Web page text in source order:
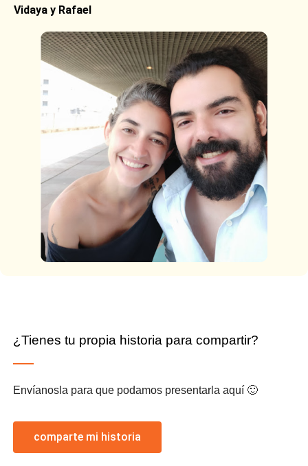
Vidaya y Rafael
¿Tienes tu propia historia para compartir?
Envíanosla para que podamos presentarla aquí 🙂
comparte mi historia